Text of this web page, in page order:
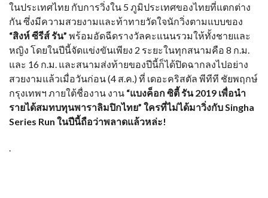
ในประเทศไทย กับการวิ่งใน 5 ภูมิประเทศของไทยที่แตกต่าง
กัน ซึ่งมีความสวยงามและท้าทายวัดใจนักวิ่งตามแบบของ
“สิงห์ ซีรีส์ รัน” พร้อมอัดฉีดรางวัลคะแนนรวมให้ทั้งชายและ
หญิง โดยในปีนี้จัดแข่งขันเพียง 2 ระยะในทุกสนามคือ 8 ก.ม.
และ 16 ก.ม. และสนามส่งท้ายของปีนี้ก็ได้ปิดฉากลงไปอย่าง
สวยงามแล้วเมื่อวันก่อน (4 ส.ค.) ที่ เดอะคริสตัล พีทีที ชัยพฤกษ์
กรุงเทพฯ ภายใต้ชื่องาน งาน “แบงค็อก ซิตี้ รัน 2019 เพื่อนำ
รายได้สมทบทุนพาราลิมปิกไทย” ใครที่ไม่ได้มาวิ่งกับ Singha
Series Run ในปีนี้ถือว่าพลาดแล้วหล่ะ!